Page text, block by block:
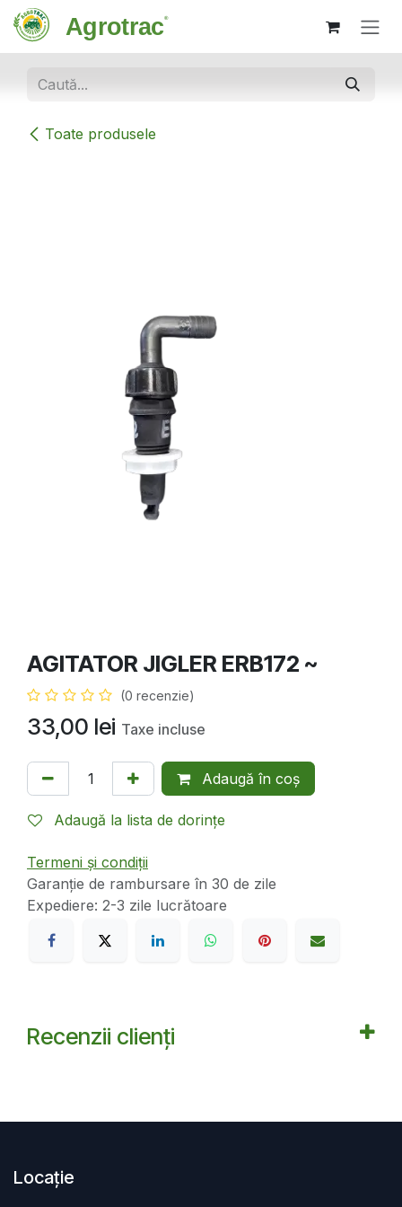
Sari la conținut
Toate produsele
AGITATOR JIGLER ERB172 ~
(0 recenzie)
33,00 lei Taxe incluse
Adaugă în coș
Adaugă la lista de dorințe
Termeni și condiții
Garanție de rambursare în 30 de zile
Expediere: 2-3 zile lucrătoare
Recenzii clienți
Locație